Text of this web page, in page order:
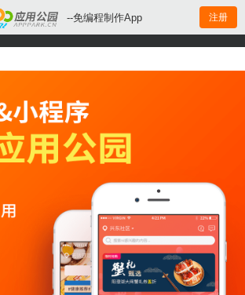
--免编程制作App 注册